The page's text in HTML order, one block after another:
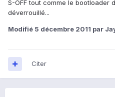
S-OFF tout comme le bootloader
déverrouillé...
Modifié 5 décembre 2011 par
Citer